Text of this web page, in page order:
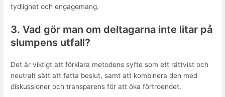
tydlighet och engagemang.
3. Vad gör man om deltagarna inte litar på
slumpens utfall?
Det är viktigt att förklara metodens syfte som ett rättvist och
neutralt sätt att fatta beslut, samt att kombinera den med
diskussioner och transparens för att öka förtroendet.